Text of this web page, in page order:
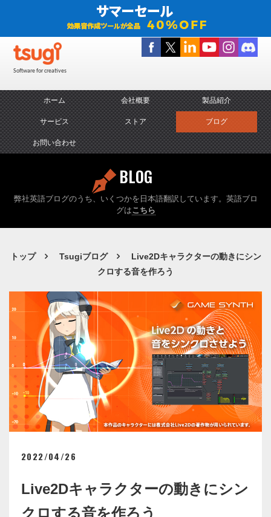
Software for creatives
ホーム 会社概要 製品紹介
サービス ストア ブログ
お問い合わせ
BLOG
弊社英語ブログのうち、いくつかを日本語翻訳しています。英語ブロ
グはこちら
トップ Tsugiブログ
Live2Dキャラクターの動きにシン
クロする音を作ろう
2022/04/26
Live2Dキャラクターの動きにシン
クロする音を作ろう